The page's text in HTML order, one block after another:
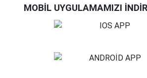
MOBİL UYGULAMAMIZI